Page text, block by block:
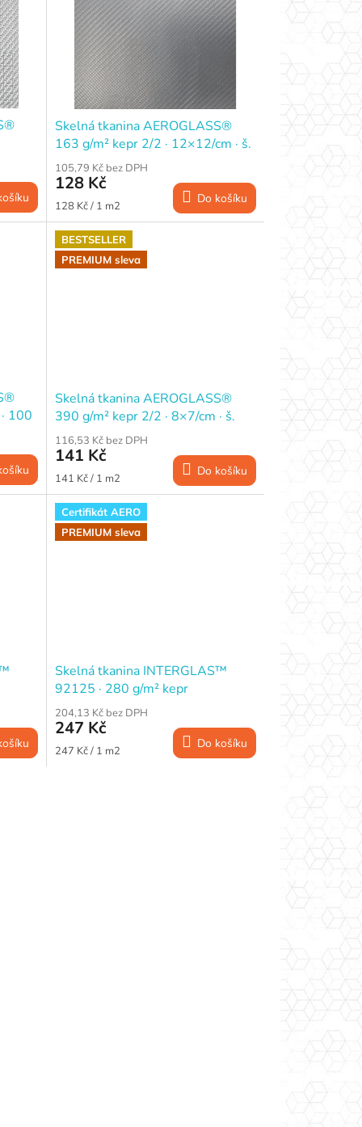
Skelná tkanina AEROGLASS®
163 g/m² kepr 2/2 · 12×12/cm · š.
100 cm
105,79 Kč bez DPH
128 Kč
Měrná
cena:
128 Kč / 1 m2 Do košíku
100
BESTSELLER
PREMIUM sleva
Skelná tkanina AEROGLASS®
390 g/m² kepr 2/2 · 8×7/cm · š.
100 cm
116,53 Kč bez DPH
141 Kč
Měrná
cena:
141 Kč / 1 m2 Do košíku
Certifikát AERO
PREMIUM sleva
Skelná tkanina INTERGLAS™
92125 · 280 g/m² kepr
2/2 · 7×6.5/cm · š. 100 cm
204,13 Kč bez DPH
247 Kč
Měrná
247 Kč / 1 m2 Do košíku